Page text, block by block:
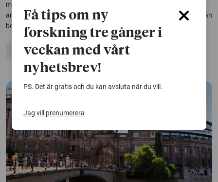
moraliska värderingar. En avhandling visar att personer som
använder droger och deras anhöriga i stor utsträckning utesluts från
beslutsprocesser.
Politik
Få tips om ny
forskning tre gånger i
veckan med vårt
nyhetsbrev!
PS. Det är gratis och du kan avsluta när du vill.
Jag vill prenumerera